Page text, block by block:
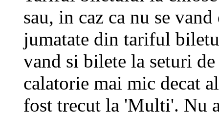
sau, in caz ca nu se
jumatate din tariful
vand si bilete la seturi
calatorie mai mic decat
fost trecut la 'Multi'. Nu